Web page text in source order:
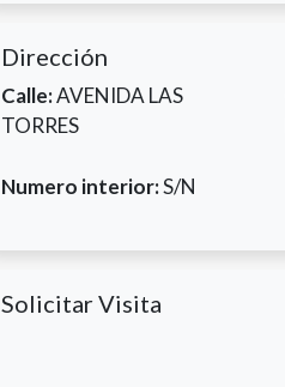
Dirección
Calle:AVENIDA LAS
TORRES
Numero interior:S/N
Solicitar Visita